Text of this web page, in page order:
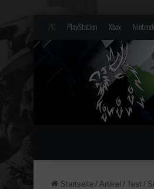
PC PlayStation Xbox
Startseite / Artikel / Test /